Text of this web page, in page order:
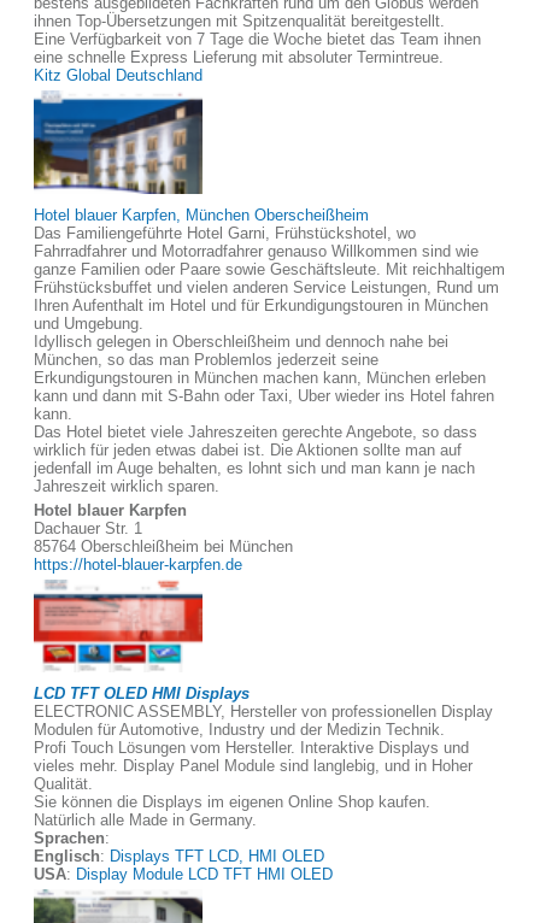
ihnen Top-Übersetzungen mit Spitzenqualität bereitgestellt.
Eine Verfügbarkeit von 7 Tage die Woche bietet das Team ihnen
eine schnelle Express Lieferung mit absoluter Termintreue.
Kitz Global Deutschland
Hotel blauer Karpfen, München Oberscheißheim
Das Familiengeführte Hotel Garni, Frühstückshotel, wo
Fahrradfahrer und Motorradfahrer genauso Willkommen sind wie
ganze Familien oder Paare sowie Geschäftsleute. Mit reichhaltigem
Frühstücksbuffet und vielen anderen Service Leistungen, Rund um
Ihren Aufenthalt im Hotel und für Erkundigungstouren in München
und Umgebung.
Idyllisch gelegen in Oberschleißheim und dennoch nahe bei
München, so das man Problemlos jederzeit seine
Erkundigungstouren in München machen kann, München erleben
kann und dann mit S-Bahn oder Taxi, Uber wieder ins Hotel fahren
kann.
Das Hotel bietet viele Jahreszeiten gerechte Angebote, so dass
wirklich für jeden etwas dabei ist. Die Aktionen sollte man auf
jedenfall im Auge behalten, es lohnt sich und man kann je nach
Jahreszeit wirklich sparen.
Hotel blauer Karpfen
Dachauer Str. 1
85764 Oberschleißheim bei München
https://hotel-blauer-karpfen.de
LCD TFT OLED HMI Displays
ELECTRONIC ASSEMBLY, Hersteller von professionellen Display
Modulen für Automotive, Industry und der Medizin Technik.
Profi Touch Lösungen vom Hersteller. Interaktive Displays und
vieles mehr. Display Panel Module sind langlebig, und in Hoher
Qualität.
Sie können die Displays im eigenen Online Shop kaufen.
Natürlich alle Made in Germany.
Sprachen:
Englisch: Displays TFT LCD, HMI OLED
USA: Display Module LCD TFT HMI OLED